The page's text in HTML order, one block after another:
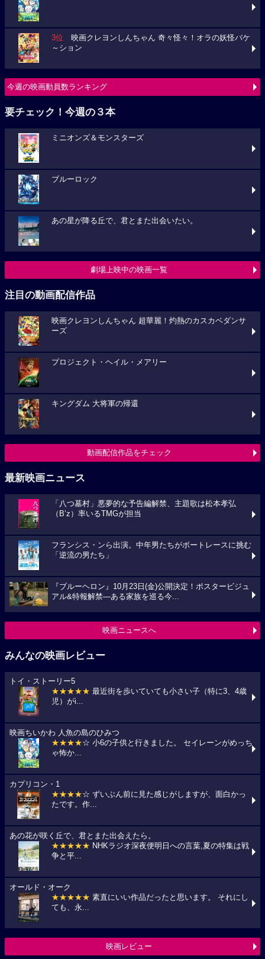
3位 映画クレヨンしんちゃん 奇々怪々！オラの妖怪バケ
～ション
今週の映画動員数ランキング
要チェック！今週の３本
ミニオンズ＆モンスターズ
ブルーロック
あの星が降る丘で、君とまた出会いたい。
劇場上映中の映画一覧
注目の動画配信作品
映画クレヨンしんちゃん 超華麗！灼熱のカスカベダンサ
ーズ
プロジェクト・ヘイル・メアリー
キングダム 大将軍の帰還
動画配信作品をチェック
最新映画ニュース
「八つ墓村」悪夢的な予告編解禁、主題歌は松本孝弘
（B’z）率いるTMGが担当
フランシス・ンら出演。中年男たちがボートレースに挑む
「逆流の男たち」
『ブルーヘロン』10月23日(金)公開決定！ポスタービジュ
アル&特報解禁―ある家族を巡る今...
映画ニュースへ
みんなの映画レビュー
トイ・ストーリー5
★★★★★ 最近街を歩いていても小さい子（特に3、4歳
児）がi...
映画ちいかわ 人魚の島のひみつ
★★★★☆ 小6の子供と行きました。 セイレーンがめっち
ゃ怖か...
カプリコン・1
★★★★☆ ずいぶん前に見た感じがしますが、面白かっ
たです。作...
あの花が咲く丘で、君とまた出会えたら。
★★★★★ NHKラジオ深夜便明日への言葉,夏の特集は戦
争と平...
オールド・オーク
★★★★★ 素直にいい作品だったと思います。 それにし
ても、永...
映画レビュー